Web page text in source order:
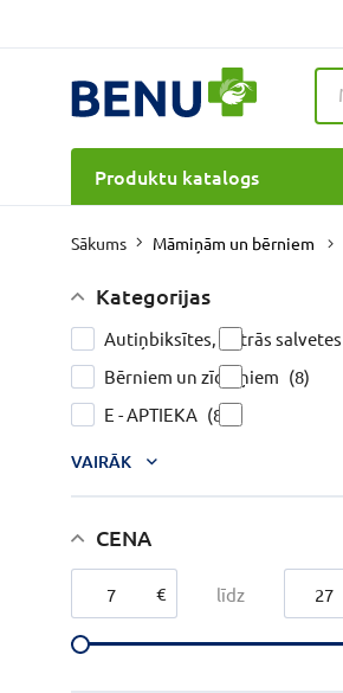
Produktu katalogs
Sākums Māmiņām un bērniem
Kategorijas
Autiņbiksītes, mitrās salvetes
Bērniem un zīdaiņiem (8)
E - APTIEKA (8)
VAIRĀK
CENA
€ līdz